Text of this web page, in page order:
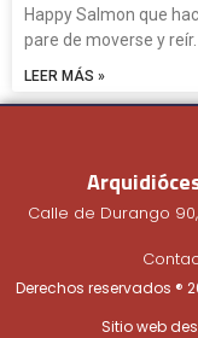
Happy Salmon que
pare de moverse y reír.
LEER MÁS »
Calle de Durango
Derechos reservados ®
Sitio web